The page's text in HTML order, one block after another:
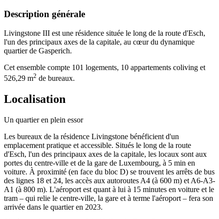
Description générale
Livingstone III est une résidence située le long de la route d'Esch,
l'un des principaux axes de la capitale, au cœur du dynamique
quartier de Gasperich.
Cet ensemble compte 101 logements, 10 appartements coliving et
526,29 m2 de bureaux.
Localisation
Un quartier en plein essor
Les bureaux de la résidence Livingstone bénéficient d'un
emplacement pratique et accessible. Situés le long de la route
d'Esch, l'un des principaux axes de la capitale, les locaux sont aux
portes du centre-ville et de la gare de Luxembourg, à 5 min en
voiture. À proximité (en face du bloc D) se trouvent les arrêts de bus
des lignes 18 et 24, les accès aux autoroutes A4 (à 600 m) et A6-A3-
A1 (à 800 m). L'aéroport est quant à lui à 15 minutes en voiture et le
tram – qui relie le centre-ville, la gare et à terme l'aéroport – fera son
arrivée dans le quartier en 2023.